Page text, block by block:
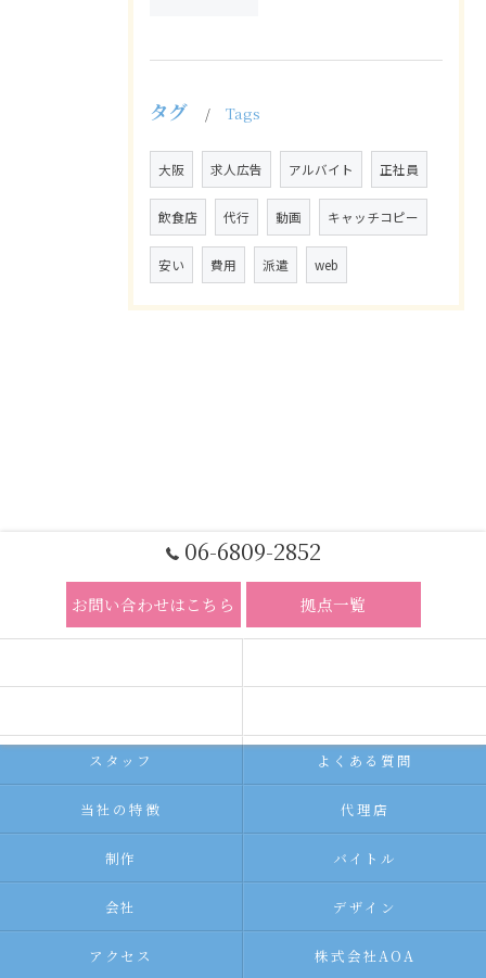
タグ Tags
大阪 求人広告 アルバイト 正社員
飲食店 代行 動画 キャッチコピー
安い 費用 派遣 web
06-6809-2852
お問い合わせはこちら 拠点一覧
スタッフ よくある質問
当社の特徴 代理店
制作 バイトル
会社 デザイン
アクセス 株式会社AOA